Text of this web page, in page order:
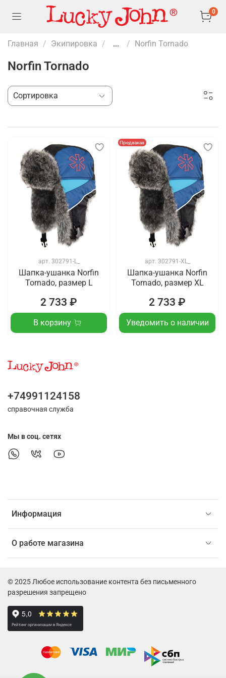
0
Главная Экипировка ... Norfin Tornado
Norfin Tornado
арт. 302791-L_
Шапка-ушанка Norfin
Tornado, размер L
2 733 ₽
В корзину
Предзаказ
арт. 302791-XL_
Шапка-ушанка Norfin
Tornado, размер XL
2 733 ₽
Уведомить о наличии
Информация
О работе магазина
+74991124158
справочная служба
Мы в соц. сетях
© 2025 Любое использование контента без письменного
разрешения запрещено